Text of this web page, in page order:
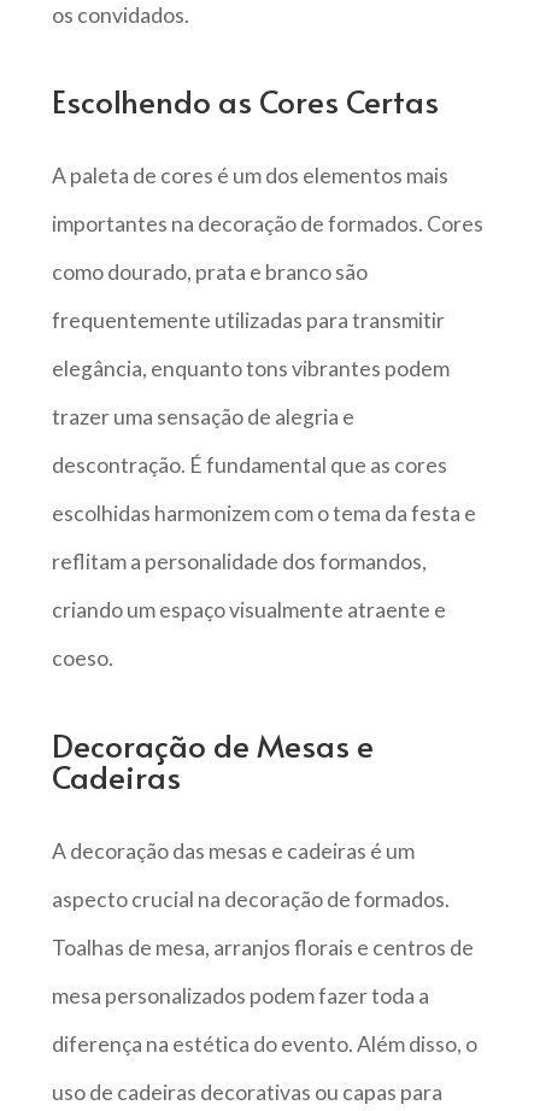
os convidados.
Escolhendo as Cores Certas
A paleta de cores é um dos elementos mais
importantes na decoração de formados. Cores
como dourado, prata e branco são
frequentemente utilizadas para transmitir
elegância, enquanto tons vibrantes podem
trazer uma sensação de alegria e
descontração. É fundamental que as cores
escolhidas harmonizem com o tema da festa e
reflitam a personalidade dos formandos,
criando um espaço visualmente atraente e
coeso.
Decoração de Mesas e
Cadeiras
A decoração das mesas e cadeiras é um
aspecto crucial na decoração de formados.
Toalhas de mesa, arranjos florais e centros de
mesa personalizados podem fazer toda a
diferença na estética do evento. Além disso, o
uso de cadeiras decorativas ou capas para